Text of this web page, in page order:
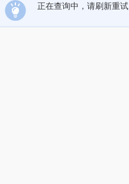
正在查询中，请刷新重试